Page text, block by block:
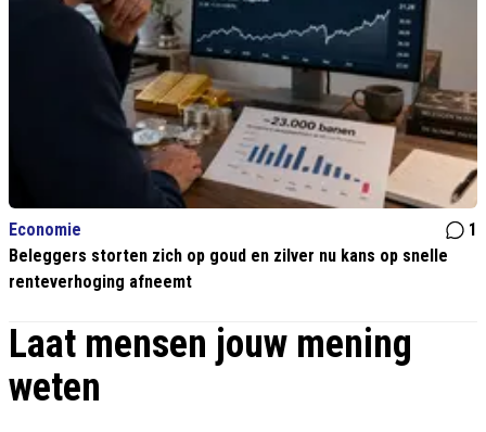
Economie
1
Beleggers storten zich op goud en zilver nu kans op snelle
renteverhoging afneemt
Laat mensen jouw mening
weten